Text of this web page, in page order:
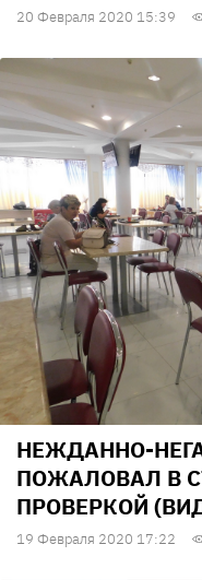
20 Февраля 2020 15:39
НЕЖДАННО-
ПОЖАЛОВАЛ В
ПРОВЕРКОЙ
19 Февраля 2020 17:22